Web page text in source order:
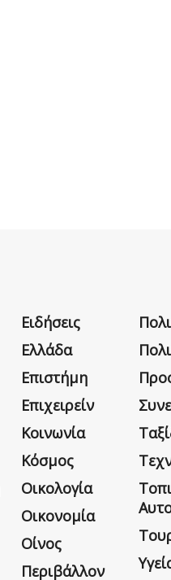
Ειδήσεις
Ελλάδα
Επιστήμη
Επιχειρείν
Κοινωνία
Κόσμος
Οικολογία
Οικονομία
Οίνος
Περιβάλλον